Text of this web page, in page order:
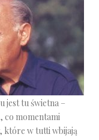
jest tu świetna –
co momentami
które w tutti wbijają